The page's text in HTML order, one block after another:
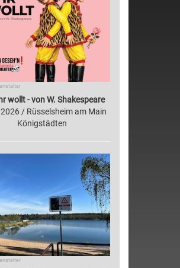
wollt - von W. Shakespeare
/ Rüsselsheim am Main
Königstädten